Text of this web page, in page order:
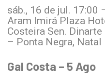
sáb., 16 de jul. 17:00
Aram Imirá Plaza
Costeira Sen.
– Ponta Negra, Natal
Gal Costa – 5 Ago